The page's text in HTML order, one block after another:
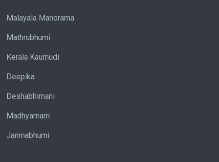
Malayala Manorama
Mathrubhumi
Kerala Kaumudi
Deepika
Deshabhimani
Madhyamam
Janmabhumi